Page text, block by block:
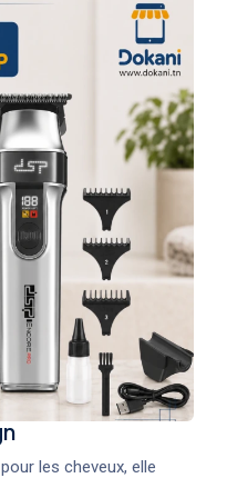
les cheveux, elle